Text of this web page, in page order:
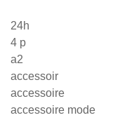
24h
4 p
a2
accessoir
accessoire
accessoire mode